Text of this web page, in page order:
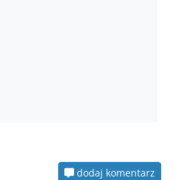
dodaj komentarz